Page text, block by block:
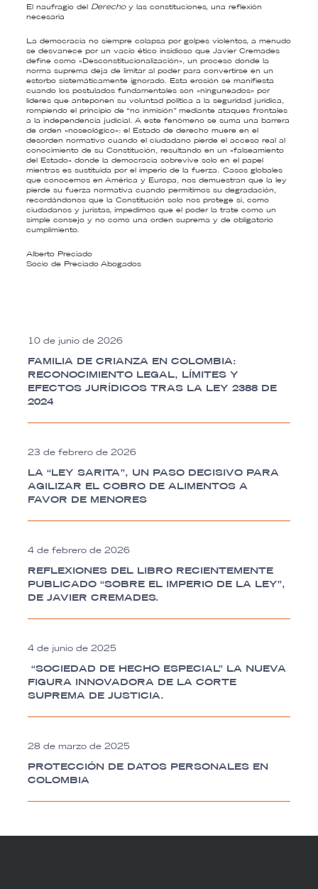
El naufragio del Derechoy las constituciones, una reflexión
necesaria
La democracia no siempre colapsa por golpes violentos, a menudo
se desvanece por un vacío ético insidioso que Javier Cremades
define como «Desconstitucionalización», un proceso donde la
norma suprema deja de limitar al poder para convertirse en un
estorbo sistemáticamente ignorado. Esta erosión se manifiesta
cuando los postulados fundamentales son «ninguneados» por
líderes que anteponen su voluntad política a la seguridad jurídica,
rompiendo el principio de “no inmisión” mediante ataques frontales
a la independencia judicial. A este fenómeno se suma una barrera
de orden «noseológico»: el Estado de derecho muere en el
desorden normativo cuando el ciudadano pierde el acceso real al
conocimiento de su Constitución, resultando en un «falseamiento
del Estado» donde la democracia sobrevive solo en el papel
mientras es sustituida por el imperio de la fuerza. Casos globales
que conocemos en América y Europa, nos demuestran que la ley
pierde su fuerza normativa cuando permitimos su degradación,
recordándonos que la Constitución solo nos protege si, como
ciudadanos y juristas, impedimos que el poder la trate como un
simple consejo y no como una orden suprema y de obligatorio
cumplimiento.
Alberto Preciado
Socio de Preciado Abogados
FAMILIA DE CRIANZA EN COLOMBIA:
RECONOCIMIENTO LEGAL, LÍMITES Y
EFECTOS JURÍDICOS TRAS LA LEY 2388 DE
2024
10 de junio de 2026
LA “LEY SARITA”, UN PASO DECISIVO PARA
AGILIZAR EL COBRO DE ALIMENTOS A
FAVOR DE MENORES
23 de febrero de 2026
REFLEXIONES DEL LIBRO RECIENTEMENTE
PUBLICADO “SOBRE EL IMPERIO DE LA LEY”,
DE JAVIER CREMADES.
4 de febrero de 2026
“SOCIEDAD DE HECHO ESPECIAL” LA NUEVA
FIGURA INNOVADORA DE LA CORTE
SUPREMA DE JUSTICIA.
4 de junio de 2025
PROTECCIÓN DE DATOS PERSONALES EN
COLOMBIA
28 de marzo de 2025